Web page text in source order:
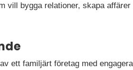
vill bygga relationer, skapa affärer
ett familjärt företag med